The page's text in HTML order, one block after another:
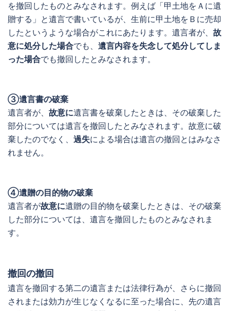
を撤回したものとみなされます。例えば「甲土地をＡに遺
贈する」と遺言で書いているが、生前に甲土地をＢに売却
したというような場合がこれにあたります。遺言者が、 故
意に処分した場合でも、 遺言内容を失念して処分してしま
った場合でも撤回したとみなされます。
③遺言書の破棄
遺言者が、 故意に遺言書を破棄したときは、その破棄した
部分については遺言を撤回したとみなされます。故意に破
棄したのでなく、 過失による場合は遺言の撤回とはみなさ
れません。
④遺贈の目的物の破棄
遺言者が故意に遺贈の目的物を破棄したときは、その破棄
した部分については、遺言を撤回したものとみなされま
す。
撤回の撤回
遺言を撤回する第二の遺言または法律行為が、さらに撤回
されまたは効力が生じなくなるに至った場合に、先の遺言